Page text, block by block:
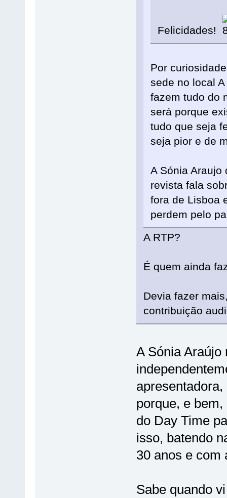
Felicidades!
Por
sede no local
fazem tudo do
será porque
tudo que seja
seja pior e de
A Sónia Araujo
revista fala
fora de Lisboa
perdem pelo
A RTP?
É quem ainda
Devia fazer
contribuição
A Sónia Araújo
porque, e
do Day Time
isso, batendo
30 anos e com
Sabe quando